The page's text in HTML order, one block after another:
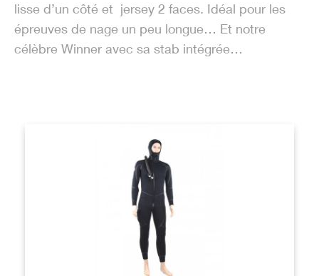
lisse d’un côté et jersey 2 faces. Idéal pour les
épreuves de nage un peu longue… Et notre
célèbre Winner avec sa stab intégrée…